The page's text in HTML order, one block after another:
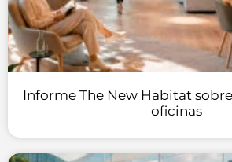
Informe The New Habitat
oficinas